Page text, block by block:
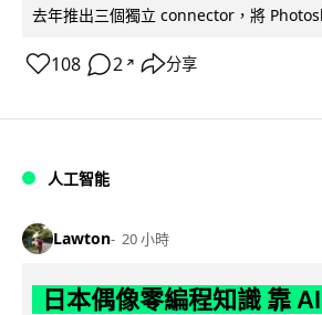
去年推出三個獨立 connector，將
108 2 ↗ 分享
人工智能
Lawton 20 小時
日本偶像零編程知識 靠